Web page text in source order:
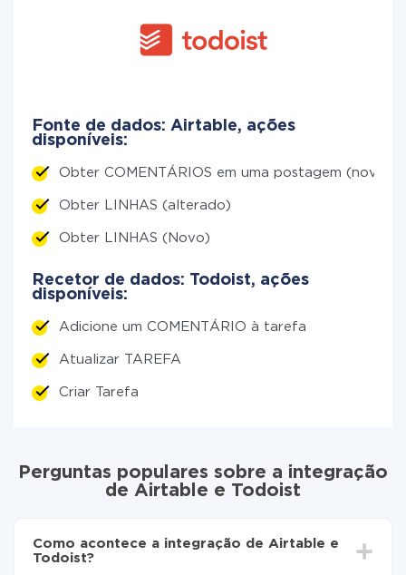
Fonte de dados: Airtable, ações
disponíveis:
Obter COMENTÁRIOS em uma postagem (novo)
Obter LINHAS (alterado)
Obter LINHAS (Novo)
Recetor de dados: Todoist, ações
disponíveis:
Adicione um COMENTÁRIO à tarefa
Atualizar TAREFA
Criar Tarefa
Perguntas populares sobre a integração
de Airtable e Todoist
Como acontece a integração de Airtable e
Todoist?